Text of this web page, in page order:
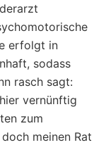
erfolgt in
sodass
rasch sagt:
vernünftig
zum
meinen Rat